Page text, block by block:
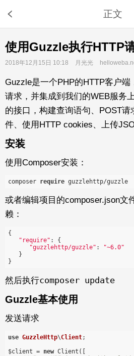
正文
使用Guzzle执行HTTP
2018年12月15日 10:18 月光光
Guzzle是一个PHP的HTTP客户
请求，并集成到我们的WEB服务
的接口，构建查询语句、POST
件、使用HTTP cookies、上传
安装
使用Composer安装：
composer require
或者编辑项目的composer.json文
赖：
{
"require" : {
"guzzlehttp/guzzle" :
"~6.0"
   }
然后执行composer update
Guzzle基本使用
发送请求
use GuzzleHttp\Client;
$client = new Client([